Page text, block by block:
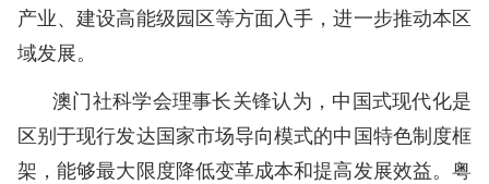
产业、建设高能级园区等方面入手，进一步推动本区
域发展。
澳门社科学会理事长关锋认为，中国式现代化是
区别于现行发达国家市场导向模式的中国特色制度框
架，能够最大限度降低变革成本和提高发展效益。粤